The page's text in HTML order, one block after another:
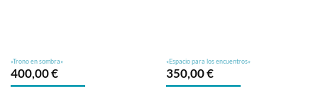
«Trono en sombra»
400,00€
«Espacio para los encuentros»
350,00€